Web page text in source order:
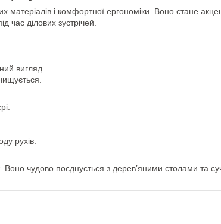
і комфортної ергономіки. Воно стане
час ділових зустрічей.
вигляд.
рухів.
Воно чудово поєднується з дерев’яними столами та